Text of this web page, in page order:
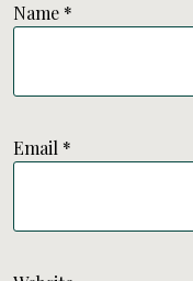
Name *
Email *